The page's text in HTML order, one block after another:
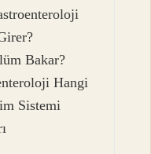
Bakar?
Hangi
Sistemi